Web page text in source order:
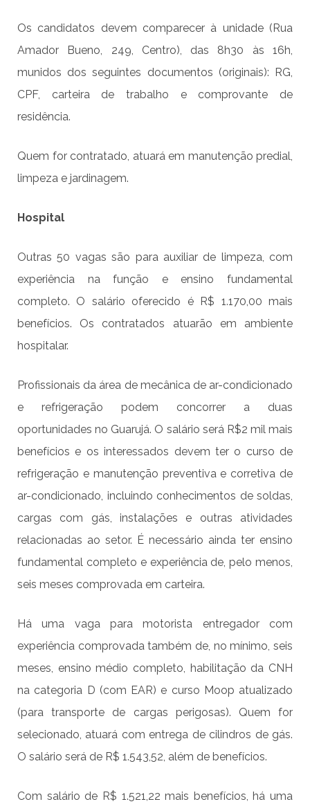
Os candidatos devem comparecer à unidade (Rua
Amador Bueno, 249, Centro), das 8h30 às 16h,
munidos dos seguintes documentos (originais): RG,
CPF, carteira de trabalho e comprovante de
residência.
Quem for contratado, atuará em manutenção predial,
limpeza e jardinagem.
Hospital
Outras 50 vagas são para auxiliar de limpeza, com
experiência na função e ensino fundamental
completo. O salário oferecido é R$ 1.170,00 mais
benefícios. Os contratados atuarão em ambiente
hospitalar.
Profissionais da área de mecânica de ar-condicionado
e refrigeração podem concorrer a duas
oportunidades no Guarujá. O salário será R$2 mil mais
benefícios e os interessados devem ter o curso de
refrigeração e manutenção preventiva e corretiva de
ar-condicionado, incluindo conhecimentos de soldas,
cargas com gás, instalações e outras atividades
relacionadas ao setor. É necessário ainda ter ensino
fundamental completo e experiência de, pelo menos,
seis meses comprovada em carteira.
Há uma vaga para motorista entregador com
experiência comprovada também de, no mínimo, seis
meses, ensino médio completo, habilitação da CNH
na categoria D (com EAR) e curso Moop atualizado
(para transporte de cargas perigosas). Quem for
selecionado, atuará com entrega de cilindros de gás.
O salário será de R$ 1.543,52, além de benefícios.
Com salário de R$ 1.521,22 mais benefícios, há uma